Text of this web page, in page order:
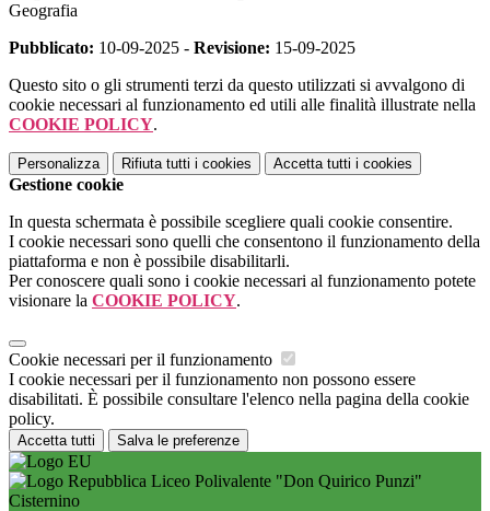
Geografia
Pubblicato: 10-09-2025 - Revisione: 15-09-2025
Questo sito o gli strumenti terzi da questo utilizzati si avvalgono di
cookie necessari al funzionamento ed utili alle finalità illustrate nella
COOKIE POLICY.
Personalizza Rifiuta tutti i cookies Accetta tutti i cookies
Gestione cookie
In questa schermata è possibile scegliere quali cookie consentire.
I cookie necessari sono quelli che consentono il funzionamento della
piattaforma e non è possibile disabilitarli.
Per conoscere quali sono i cookie necessari al funzionamento potete
visionare la COOKIE POLICY.
Cookie necessari per il funzionamento
I cookie necessari per il funzionamento non possono essere
disabilitati. È possibile consultare l'elenco nella pagina della cookie
policy.
Accetta tutti Salva le preferenze
Liceo Polivalente "Don Quirico Punzi"
Cisternino